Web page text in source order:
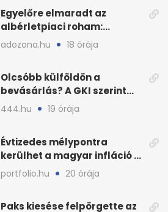
Egyelőre elmaradt az
albérletpiaci roham:
ennyibe kerülnek a kiadó
adozona.hu 18 órája
Olcsóbb külföldön a
bevásárlás? A GKI szerint
zárkózott a magyar árszint
444.hu 19 órája
Évtizedes mélypontra
kerülhet a magyar infláció a
KSH új adata szerint
portfolio.hu 20 órája
Paks kiesése felpörgette az